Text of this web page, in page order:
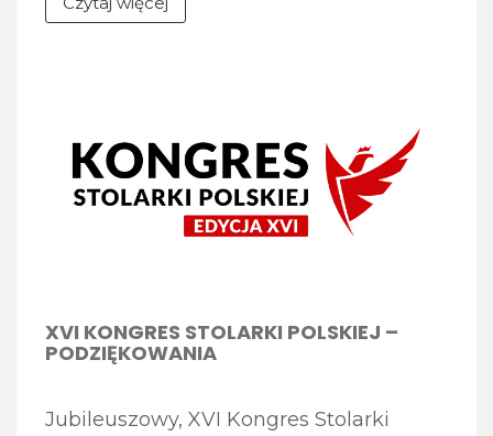
stronie internetowej wydarzenia.
eksperckie, jubileuszowa Gala 30-lecia
XVI KONGRES STOLARKI POLSKIEJ –
PODZIĘKOWANIA
Jubileuszowy, XVI Kongres Stolarki